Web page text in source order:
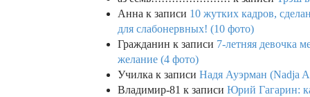
Анна к записи 10 жутких кадров,
для слабонервных! (10 фото)
Гражданин к записи 7-летняя девочка
желание (4 фото)
Училка к записи Надя Ауэрман (Nadja
Владимир-81 к записи Юрий Гагарин: